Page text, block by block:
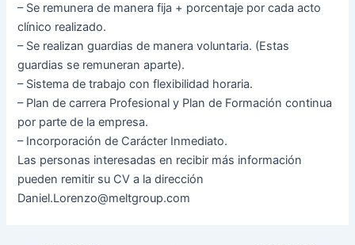
– Se remunera de manera fija + porcentaje por cada acto
clínico realizado.
– Se realizan guardias de manera voluntaria. (Estas
guardias se remuneran aparte).
– Sistema de trabajo con flexibilidad horaria.
– Plan de carrera Profesional y Plan de Formación continua
por parte de la empresa.
– Incorporación de Carácter Inmediato.
Las personas interesadas en recibir más información
pueden remitir su CV a la dirección
Daniel.Lorenzo@meltgroup.com